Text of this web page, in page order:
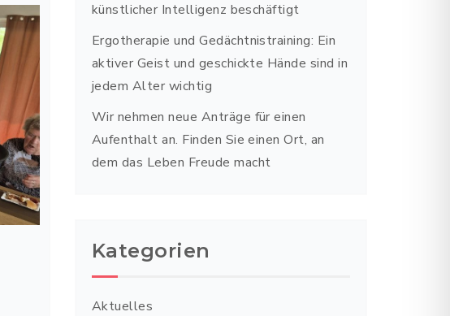
künstlicher Intelligenz beschäftigt
Ergotherapie und Gedächtnistraining: Ein
aktiver Geist und geschickte Hände sind in
jedem Alter wichtig
Wir nehmen neue Anträge für einen
Aufenthalt an. Finden Sie einen Ort, an
dem das Leben Freude macht
Kategorien
Aktuelles